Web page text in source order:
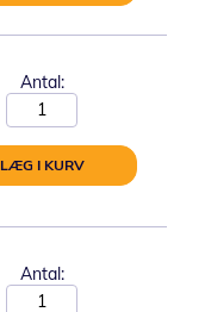
Antal:
LÆG I KURV
Antal: